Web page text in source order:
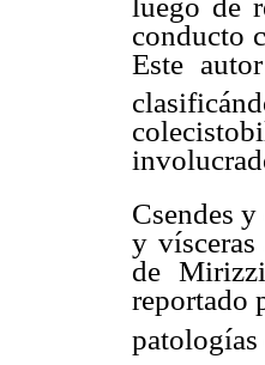
conducto
Este
Csendes
y
de
reportado
patologías